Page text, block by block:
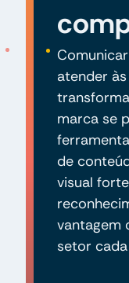
atender
marca se
de
visual
vantagem
setor